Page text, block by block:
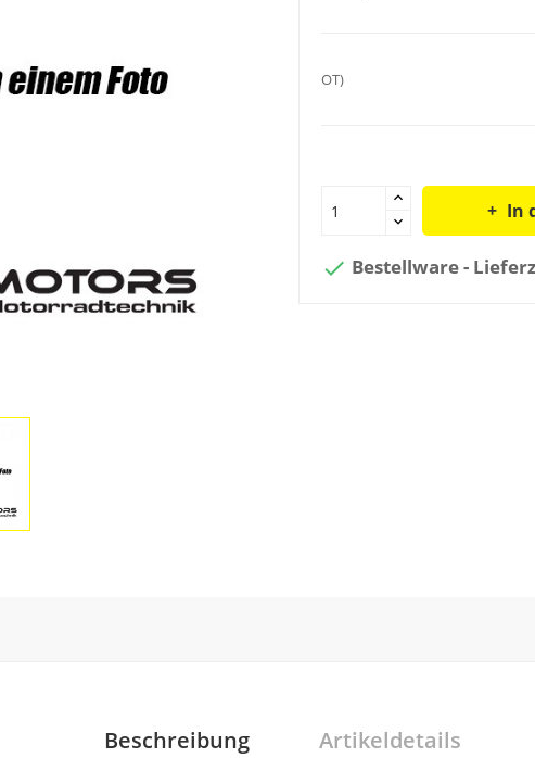
OT)
In
 Bestellware -
Beschreibung Artikeldetails